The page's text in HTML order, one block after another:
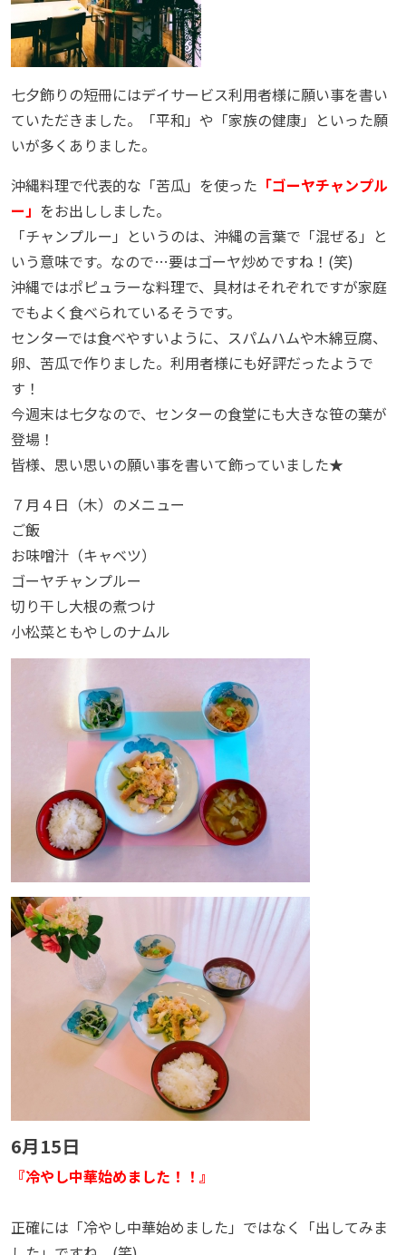
七夕飾りの短冊にはデイサービス利用者様に願い事を書い
ていただきました。「平和」や「家族の健康」といった願
いが多くありました。
沖縄料理で代表的な「苦瓜」を使った 「ゴーヤチャンプル
ー」 をお出ししました。
「チャンプルー」というのは、沖縄の言葉で「混ぜる」と
いう意味です。なので…要はゴーヤ炒めですね！(笑)
沖縄ではポピュラーな料理で、具材はそれぞれですが家庭
でもよく食べられているそうです。
センターでは食べやすいように、スパムハムや木綿豆腐、
卵、苦瓜で作りました。利用者様にも好評だったようで
す！
今週末は七夕なので、センターの食堂にも大きな笹の葉が
登場！
皆様、思い思いの願い事を書いて飾っていました★
７月４日（木）のメニュー
ご飯
お味噌汁（キャベツ）
ゴーヤチャンプルー
切り干し大根の煮つけ
小松菜ともやしのナムル
6月15日
『冷やし中華始めました！！』
正確には「冷やし中華始めました」ではなく「出してみま